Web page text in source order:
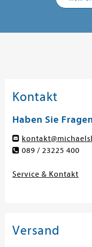
Kontakt
Haben Sie
089 / 23225 400
Service & Kontakt
Versand